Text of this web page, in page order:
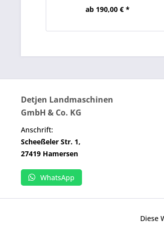
ab 190,00 € *
Detjen Landmaschinen
GmbH & Co. KG
Anschrift:
Scheeßeler Str. 1,
27419 Hamersen
WhatsApp
Diese